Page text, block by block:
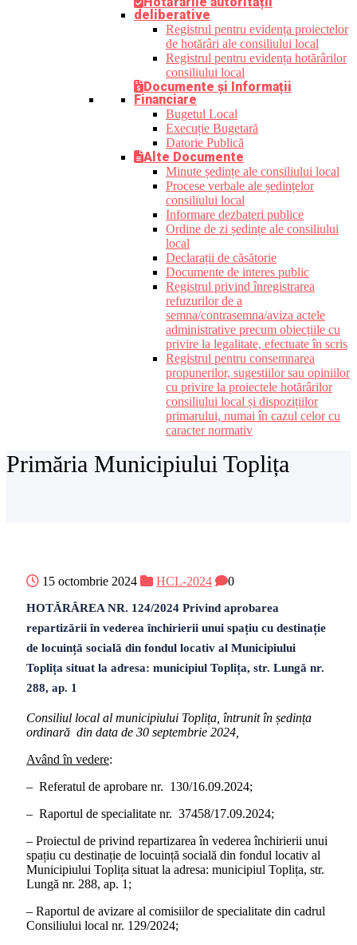
deliberative
Registrul pentru evidența proiectelor
de hotărâri ale consiliului local
Registrul pentru evidența hotărârilor
consiliului local
Documente și Informații
Financiare
Bugetul Local
Execuție Bugetară
Datorie Publică
Alte Documente
Minute ședințe ale consiliului local
Procese verbale ale ședințelor
consiliului local
Informare dezbateri publice
Ordine de zi ședințe ale consiliului
local
Declarații de căsătorie
Documente de interes public
Registrul privind înregistrarea
refuzurilor de a
semna/contrasemna/aviza actele
administrative precum obiecțiile cu
privire la legalitate, efectuate în scris
Registrul pentru consemnarea
propunerilor, sugestiilor sau opiniilor
cu privire la proiectele hotărârilor
consiliului local și dispozițiilor
primarului, numai în cazul celor cu
caracter normativ
Primăria Municipiului Toplița
15 octombrie 2024 HCL-2024 0
HOTĂRÂREA NR. 124/2024 Privind aprobarea
repartizării în vederea închirierii unui spațiu cu destinație
de locuință socială din fondul locativ al Municipiului
Toplița situat la adresa: municipiul Toplița, str. Lungă nr.
288, ap. 1
Consiliul local al municipiului Toplița, întrunit în ședința
ordinară din data de 30 septembrie 2024,
Având în vedere:
– Referatul de aprobare nr. 130/16.09.2024;
– Raportul de specialitate nr. 37458/17.09.2024;
– Proiectul de privind repartizarea în vederea închirierii unui
spațiu cu destinație de locuință socială din fondul locativ al
Municipiului Toplița situat la adresa: municipiul Toplița, str.
Lungă nr. 288, ap. 1;
– Raportul de avizare al comisiilor de specialitate din cadrul
Consiliului local nr. 129/2024;